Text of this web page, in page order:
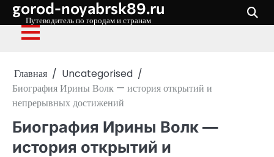
Перейти
содержимому
gorod-noyabrsk89.ru
Путеводитель по городам и странам
Главная
Uncategorised
Биография Ирины Волк — история открытий и
непрерывных достижений
Биография Ирины Волк —
история открытий и